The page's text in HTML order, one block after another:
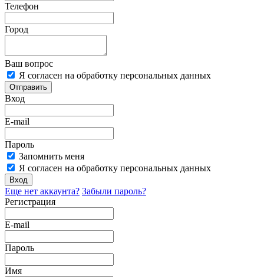
Телефон
Город
Ваш вопрос
Я согласен на обработку персональных данных
Отправить
Вход
E-mail
Пароль
Запомнить меня
Я согласен на обработку персональных данных
Вход
Еще нет аккаунта? Забыли пароль?
Регистрация
E-mail
Пароль
Имя